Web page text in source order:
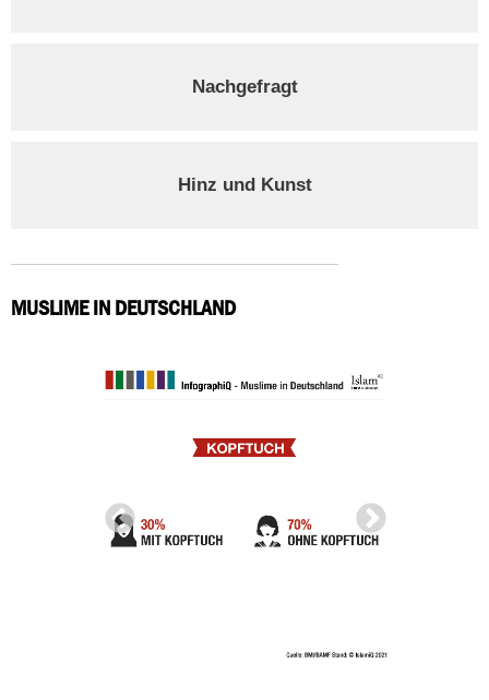
Nachgefragt
Hinz und Kunst
MUSLIME IN DEUTSCHLAND